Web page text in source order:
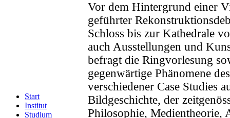
Start
Institut
Studium
Vor dem Hintergrund einer
geführter
Schloss bis zur Kathedrale
auch Ausstellungen und
befragt die Ringvorlesung
gegenwärtige Phänomene
verschiedener Case Studies
Bildgeschichte, der
Philosophie, Medientheorie,